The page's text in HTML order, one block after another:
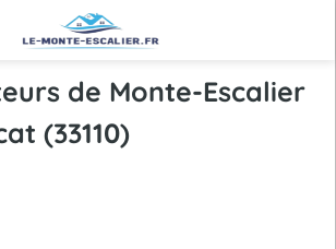
de Monte-Escalier
(33110)